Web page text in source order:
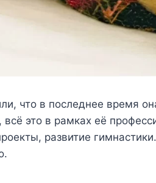
что в последнее время
это в рамках её
развитие